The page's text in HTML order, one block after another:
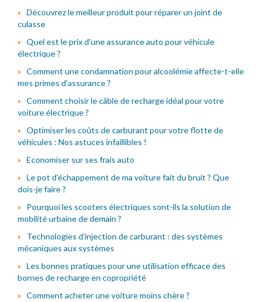
Découvrez le meilleur produit pour réparer un joint de
culasse
Quel est le prix d'une assurance auto pour véhicule
électrique ?
Comment une condamnation pour alcoolémie affecte-t-elle
mes primes d'assurance ?
Comment choisir le câble de recharge idéal pour votre
voiture électrique ?
Optimiser les coûts de carburant pour votre flotte de
véhicules : Nos astuces infaillibles !
Economiser sur ses frais auto
Le pot d'échappement de ma voiture fait du bruit ? Que
dois-je faire ?
Pourquoi les scooters électriques sont-ils la solution de
mobilité urbaine de demain ?
Technologies d'injection de carburant : des systèmes
mécaniques aux systèmes
Les bonnes pratiques pour une utilisation efficace des
bornes de recharge en copropriété
Comment acheter une voiture moins chère ?